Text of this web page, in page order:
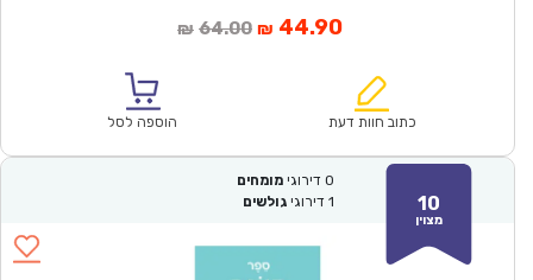
₪ 64.00המחיר
₪64.00.
₪ 44.90המחיר
הוא:
כתוב חוות דעת הוספה לסל
10
מצוין
0 דירוגי מומחים
1 דירוגי גולשים